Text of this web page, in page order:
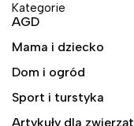
Kategorie
AGD
Mama i dziecko
Dom i ogród
Sport i turstyka
Artykuły dla zwierząt